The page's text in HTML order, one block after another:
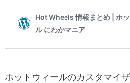
ホットウィールのカスタマイ